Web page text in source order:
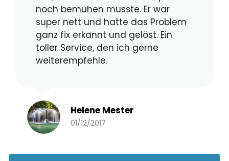
noch bemühen musste. Er war
super nett und hatte das Problem
ganz fix erkannt und gelöst. Ein
toller Service, den ich gerne
weiterempfehle.
Helene Mester
01/12/2017